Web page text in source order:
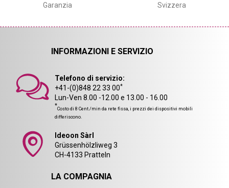
Garanzia
Svizzera
INFORMAZIONI E SERVIZIO
Telefono di servizio:
+41-(0)848 22 33 00*
Lun-Ven 8.00 -12.00 e 13.00 - 16.00
*Costo di 8 Cent./min da rete fissa, i prezzi dei dispositivi mobili
differiscono.
Ideoon Sàrl
Grüssenhölzliweg 3
CH-4133 Pratteln
LA COMPAGNIA